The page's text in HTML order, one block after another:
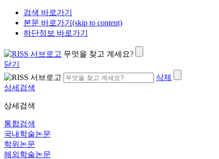
검색 바로가기
본문 바로가기(skip to content)
하단정보 바로가기
무엇을 찾고 계세요?
닫기
삭제
상세검색
상세검색
통합검색
국내학술논문
학위논문
해외학술논문